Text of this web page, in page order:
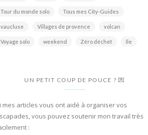
Tour du monde solo Tous mes City-Guides
vaucluse Villages de provence volcan
Voyage solo weekend Zéro déchet île
UN PETIT COUP DE POUCE ? 💌
mes articles vous ont aidé à organiser vos
vous pouvez soutenir mon travail très
: